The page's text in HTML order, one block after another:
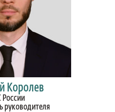
Королев
руководителя